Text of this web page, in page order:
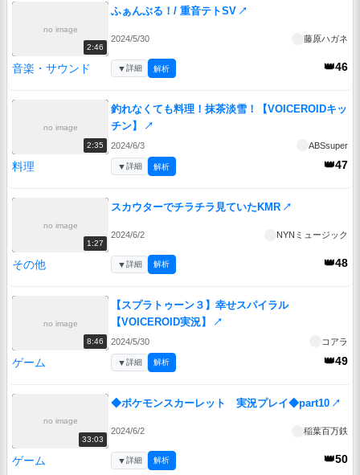
no image
2:46
ふぁんぶる！/ 重音テトSV ↗
2024/5/30 藤原ハガネ
音楽・サウンド 👑46
▼詳細 解析
no image
2:35
釣れなくても料理！抹茶淡雪！【VOICEROIDキッ
チン】
↗
2024/6/3 ABSsuper
料理 👑47
▼詳細 解析
no image
1:27
スカウターでチラチラ見ていたKMR ↗
2024/6/2 NYNミュージック
その他 👑48
▼詳細 解析
no image
8:46
【スプラトゥーン３】幸せスパイラル
【VOICEROID実況】
↗
2024/5/30 コアラ
ゲーム 👑49
▼詳細 解析
no image
33:03
◆ポケモンスカーレット 実況プレイ◆part10 ↗
2024/6/2 稲葉百万鉄
ゲーム 👑50
▼詳細 解析